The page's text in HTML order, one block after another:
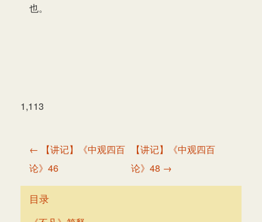
也。
1,113
文
章
导
航
← 【讲记】《中观四百
论》46
【讲记】《中观四百
论》48 →
目录